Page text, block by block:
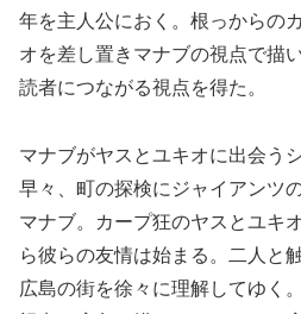
年を主人公におく。根っからの
オを差し置きマナブの視点で描
読者につながる視点を得た。
マナブがヤスとユキオに出会う
早々、町の探検にジャイアンツ
マナブ。カープ狂のヤスとユキ
ら彼らの友情は始まる。二人と
広島の街を徐々に理解してゆく